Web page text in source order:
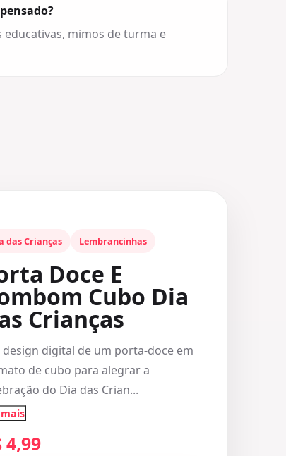
mimos de turma e
das Crianças Lembrancinhas
Doce E
Cubo Dia
Crianças
design digital de um porta-doce em
de cubo para alegrar a
do Dia das Crian...
4,99